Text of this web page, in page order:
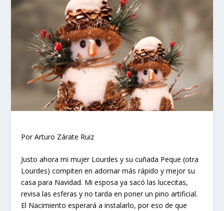
Por Arturo Zárate Ruiz
Justo ahora mi mujer Lourdes y su cuñada Peque (otra
Lourdes) compiten en adornar más rápido y mejor su
casa para Navidad. Mi esposa ya sacó las lucecitas,
revisa las esferas y no tarda en poner un pino artificial.
El Nacimiento esperará a instalarlo, por eso de que